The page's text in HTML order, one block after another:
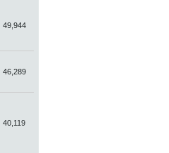
49,944
46,289
40,119